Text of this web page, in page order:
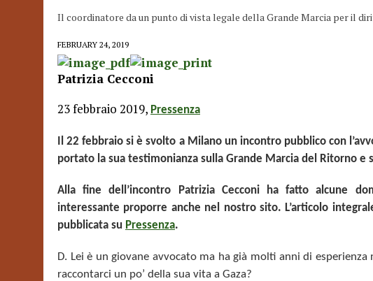
Il coordinatore da un punto di vista legale della Grande Marcia per il
FEBRUARY 24, 2019
Patrizia Cecconi
23 febbraio 2019, Pressenza
Il 22 febbraio si è svolto a Milano un incontro pubblico con
portato la sua testimonianza sulla Grande Marcia del Ritorno e
Alla fine dell’incontro Patrizia Cecconi ha fatto alcune
interessante proporre anche nel nostro sito. L’articolo
pubblicata su Pressenza.
D. Lei è un giovane avvocato ma ha già molti anni di
raccontarci un po’ della sua vita a Gaza?